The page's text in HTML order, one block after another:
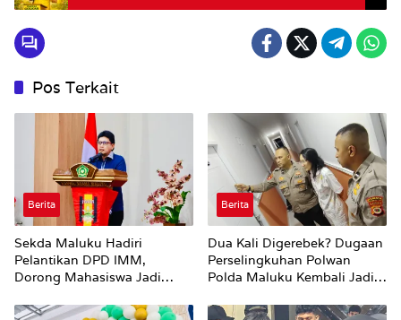
Rakyat
Pos Terkait
Berita
Sekda Maluku Hadiri
Pelantikan DPD IMM,
Dorong Mahasiswa Jadi
Strategis Pemerintah
Berita
Dua Kali Digerebek? Dugaan
Perselingkuhan Polwan
Polda Maluku Kembali Jadi